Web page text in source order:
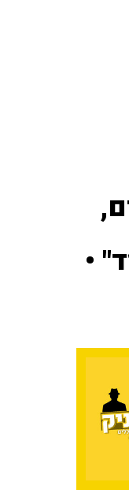
505 ימים,
•